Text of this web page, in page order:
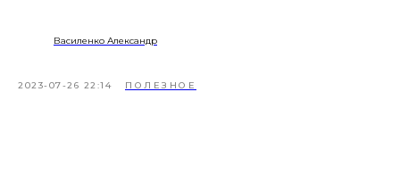
Василенко Александр
2023-07-26 22:14 ПОЛЕЗНОЕ